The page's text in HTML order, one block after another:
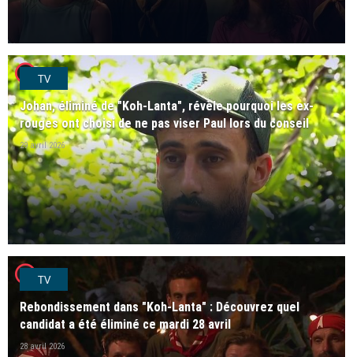
player2TV
Johan, éliminé de "Koh-Lanta", révèle pourquoi les ex-
rouges ont choisi de ne pas viser Paul lors du conseil
29 avril 2026
player2TV
Rebondissement dans "Koh-Lanta" : Découvrez quel
candidat a été éliminé ce mardi 28 avril
28 avril 2026